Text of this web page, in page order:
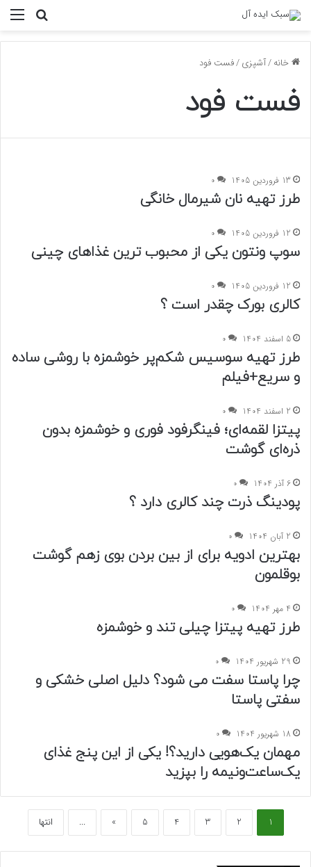
خانه/آشپزی/فست فود
فست فود
13 فروردین 1405 0
طرز تهیه نان شیرمال خانگی
12 فروردین 1405 0
سوپ ونتون یکی از محبوب ترین غذاهای چینی
12 فروردین 1405 0
کالری بورک چقدر است ؟
5 اسفند 1404 0
طرز تهیه سوسیس شکم‌پر خوشمزه با روشی ساده
و سریع+فیلم
2 اسفند 1404 0
پیتزا لقمه‌ای؛ فینگرفود فوری و خوشمزه بدون
ذره‌ای گوشت
6 آذر 1404 0
پودینگ ذرت چند کالری دارد ؟
2 آبان 1404 0
بهترین ادویه برای از بین بردن بوی زهم گوشت
بوقلمون
4 مهر 1404 0
طرز تهیه پیتزا چیلی تند و خوشمزه
29 شهریور 1404 0
چرا پاستا سفت می شود؟ دلیل اصلی خشکی و
سفتی پاستا
18 شهریور 1404 0
مهمان یک‌هویی دارید؟! یکی از این پنج غذای
یک‌ساعت‌ونیمه را بپزید
1
2
3
4
5
»
... انتها